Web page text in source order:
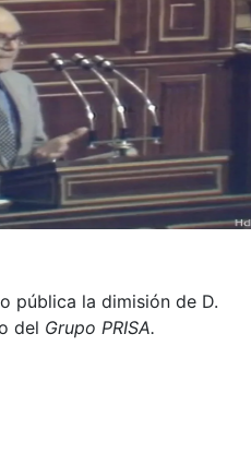
pública la dimisión de D.
del Grupo PRISA.